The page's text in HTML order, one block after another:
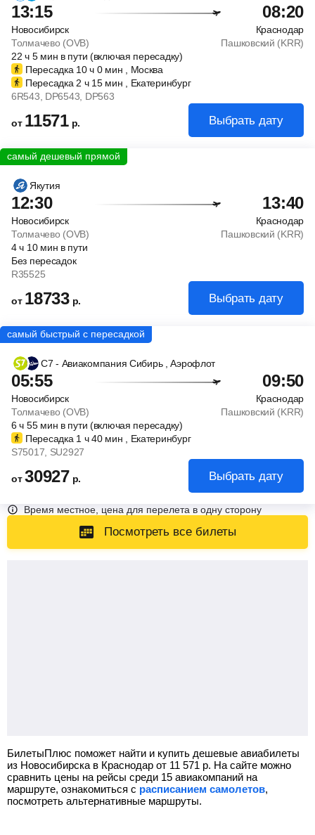
13:15 08:20
Новосибирск
Краснодар
Толмачево (OVB)
Пашковский (KRR)
22ч5 мин в пути (включая пересадку)
Пересадка 10ч 0 мин , Москва
Пересадка 2 ч15 мин , Екатеринбург
6R543 , DP6543 , DP563
от 11571 р. Выбрать дату
Якутия
12:30 13:40
Новосибирск
Краснодар
Толмачево (OVB)
Пашковский (KRR)
4ч 10 мин в пути
Без пересадок
R35525
от 18733 р. Выбрать дату
С7 - Авиакомпания Сибирь , Аэрофлот
05:55 09:50
Новосибирск
Краснодар
Толмачево (OVB)
Пашковский (KRR)
6ч 55 мин в пути (включая пересадку)
Пересадка 1 ч40 мин , Екатеринбург
S75017 , SU2927
от30927 р. Выбрать дату
Время местное, цена для перелета в одну сторону
Посмотреть все билеты
БилетыПлюс поможет найти и купить дешевые авиабилеты
из Новосибирска в Краснодар от 11 571 р. На сайте можно
сравнить цены на рейсы среди 15 авиакомпаний на
маршруте, ознакомиться с расписанием самолетов,
посмотреть альтернативные маршруты.